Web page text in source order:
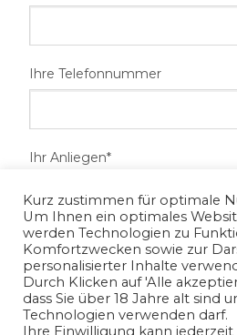
Ihre Telefonnummer
Ihr Anliegen*
Kurz zustimmen für optimale
Um Ihnen ein optimales
werden Technologien zu
Komfortzwecken sowie zur
personalisierter Inhalte
Durch Klicken auf 'Alle
dass Sie über 18 Jahre alt sind
Technologien verwenden darf.